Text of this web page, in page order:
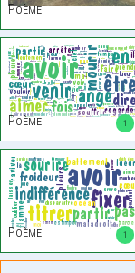
Poème:
1
Poème:
1
Poème: